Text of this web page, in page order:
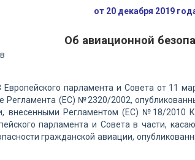
от 20 декабря 2019
Об авиационной
парламента и Совета от 11
Регламента (ЕС) №2320/2002,
внесенными Регламентом (ЕС) №18/2010
парламента и Совета в части,
гражданской авиации,